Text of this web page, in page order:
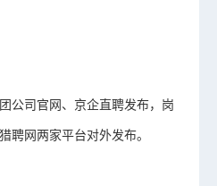
公司官网、京企直聘发布，岗
聘网两家平台对外发布。